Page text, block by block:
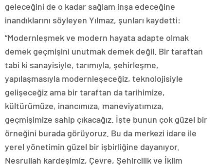
geleceğini de o kadar sağlam inşa edeceğine
inandıklarını söyleyen Yılmaz, şunları kaydetti:
“Modernleşmek ve modern hayata adapte olmak
demek geçmişini unutmak demek değil. Bir taraftan
tabi ki sanayisiyle, tarımıyla, şehirleşme,
yapılaşmasıyla modernleşeceğiz, teknolojisiyle
gelişeceğiz ama bir taraftan da tarihimize,
kültürümüze, inancımıza, maneviyatımıza,
geçmişimize sahip çıkacağız. İşte bunun çok güzel bir
örneğini burada görüyoruz. Bu da merkezi idare ile
yerel yönetimin güzel bir işbirliğine dayanıyor.
Nesrullah kardeşimiz, Çevre, Şehircilik ve İklim